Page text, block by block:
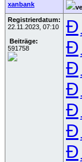
xanbank
Registrierdatum:
22.11.2023, 07:10
Beiträge:
591758